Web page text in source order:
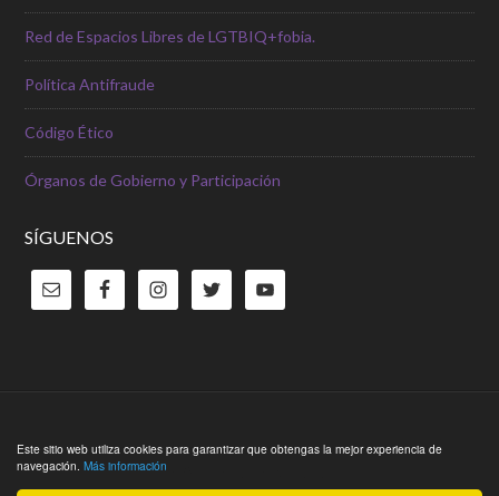
Este sitio web utiliza cookies para garantizar que obtengas la mejor experiencia de
navegación. Más información
Red de Espacios Libres de LGTBIQ+fobia.
Política Antifraude
Código Ético
Órganos de Gobierno y Participación
SÍGUENOS
Copyright © 2026 ·Outreach Pro ThemeenGenesis Framework